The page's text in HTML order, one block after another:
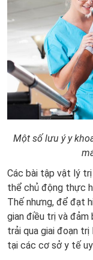
Một số lưu ý y
Các bài tập vật lý
thể chủ động thực
Thế nhưng, để đạt
gian điều trị và đảm
trải qua giai đoạn
tại các cơ sở y tế